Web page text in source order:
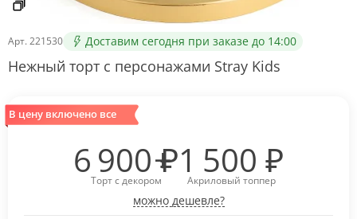
Арт. 221530 Доставим сегодня при заказе до 14:00
Нежный торт с персонажами Stray Kids
В цену включено все
Торт с декором
6 900 ₽ Акриловый топпер
1 500 ₽
можно дешевле?